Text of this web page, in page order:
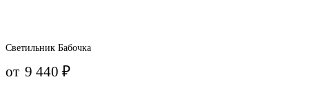
Светильник Бабочка
от 9 440₽